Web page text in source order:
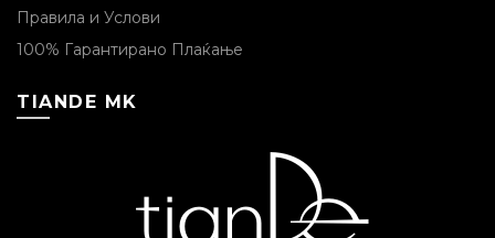
Правила и Услови
100% Гарантирано Плаќање
TIANDE MK